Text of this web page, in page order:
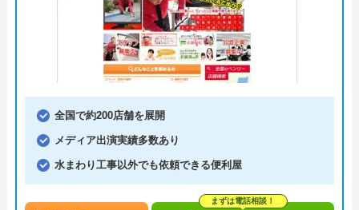
全国で約200店舗を展開
メディア出演実績多数あり
水まわり工事以外でも依頼できる便利屋
まずは電話相談！